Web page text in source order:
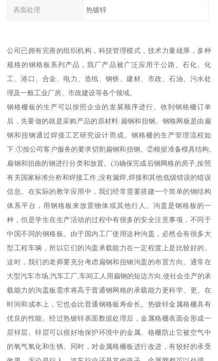
表面处理 热镀锌
公司已拥有完善的组织机构，科技管理模式，技术力量雄厚，多种
规格的钢格板系列产品，我厂产品被广泛应用于公路、石化、化
工、港口、合金、电力、造纸、钢铁、建材、市政、石油、污水处
理及一般工业厂房、市政建设等各个领域。
钢格栅板的生产可以按照企业的发展顺序进行。收到钢格栅订单
后，先要做的就是采购产品的原材料:扁钢和扭钢。钢格网板是由扁
钢和扭钢通过焊接工艺研究设计而成。钢格栅的生产管理流程如
下:①按公司客户服务的要求切割扁钢和扭钢。②根据准备模具结构,
扁钢和扭曲的钢进行分类和放置。(3)确保完成后钢网格的房子,按照
有关国家标准分析和焊接工作,没有漏焊,焊接和其他低级错误的错误
信息。在实际的教学应用中，我们经常需要搭建一个简单的钢结构
体系平台，用钢格板来放置物体或其他行人。沟盖是钢格板的一
种，但是学生在生产活动的过程中有很多的安全注意事项，不同于
中国不同的钢格板。由于国内工厂使用这种沟盖，必然会有很多大
型工程车辆，所以它们的沟盖承载能力在一定程度上是比较好的。
这时，我们的老师要充分考虑扁钢和扭钢沟盖的布置方向。通常在
大型汽车市场,汽车工厂,车间工人用扁钢的短边方向,使社会生产的承
载能力的沟盖板需求将高于普通钢网格的承载能力更科学、更。在
时间和成本上，它也会比普通钢格板寿命长。热镀锌金属格栅具有
优良的性能。经过热镀锌表面数据处理后，金属格栅表面会形成一
层锌层。锌层可以很好地保护环境中的金属。格栅防止它被空气中
的氧气氧化和生锈。同时，对金属格栅板进行改进，有较好的承受